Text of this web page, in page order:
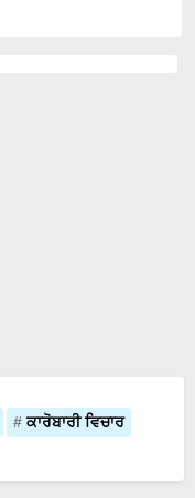
ਕਾਰੋਬਾਰੀ ਵਿਚਾਰ